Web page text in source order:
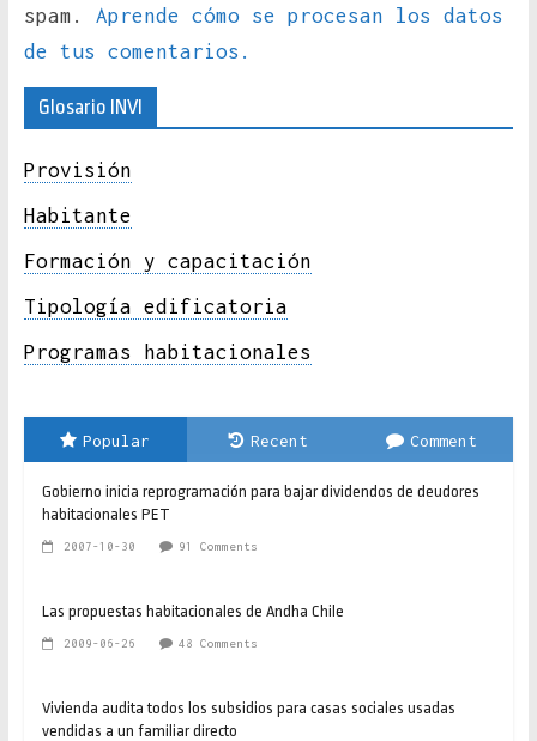
spam. Aprende cómo se procesan los datos
de tus comentarios.
Glosario INVI
Provisión
Habitante
Formación y capacitación
Tipología edificatoria
Programas habitacionales
Popular Recent Comment
Gobierno inicia reprogramación para bajar dividendos de deudores
habitacionales PET
2007-10-30 91 Comments
Las propuestas habitacionales de Andha Chile
2009-06-26 48 Comments
Vivienda audita todos los subsidios para casas sociales usadas
vendidas a un familiar directo